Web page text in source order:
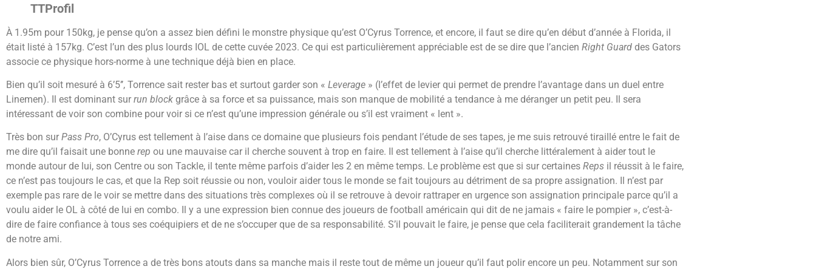
TTProfil
À 1.95m pour 150kg, je pense qu’on a assez bien défini le monstre physique qu’est O’Cyrus Torrence, et encore, il faut se dire qu’en début d’année à Florida, il
était listé à 157kg. C’est l’un des plus lourds IOL de cette cuvée 2023. Ce qui est particulièrement appréciable est de se dire que l’ancien Right Guard des Gators
associe ce physique hors-norme à une technique déjà bien en place.
Bien qu’il soit mesuré à 6’5’’, Torrence sait rester bas et surtout garder son « Leverage » (l’effet de levier qui permet de prendre l’avantage dans un duel entre
Linemen). Il est dominant sur run block grâce à sa force et sa puissance, mais son manque de mobilité a tendance à me déranger un petit peu. Il sera
intéressant de voir son combine pour voir si ce n’est qu’une impression générale ou s’il est vraiment « lent ».
Très bon sur Pass Pro, O’Cyrus est tellement à l’aise dans ce domaine que plusieurs fois pendant l’étude de ses tapes, je me suis retrouvé tiraillé entre le fait de
me dire qu’il faisait une bonne rep ou une mauvaise car il cherche souvent à trop en faire. Il est tellement à l’aise qu’il cherche littéralement à aider tout le
monde autour de lui, son Centre ou son Tackle, il tente même parfois d’aider les 2 en même temps. Le problème est que si sur certaines Reps il réussit à le faire,
ce n’est pas toujours le cas, et que la Rep soit réussie ou non, vouloir aider tous le monde se fait toujours au détriment de sa propre assignation. Il n’est par
exemple pas rare de le voir se mettre dans des situations très complexes où il se retrouve à devoir rattraper en urgence son assignation principale parce qu’il a
voulu aider le OL à côté de lui en combo. Il y a une expression bien connue des joueurs de football américain qui dit de ne jamais « faire le pompier », c’est-à-
dire de faire confiance à tous ses coéquipiers et de ne s’occuper que de sa responsabilité. S’il pouvait le faire, je pense que cela faciliterait grandement la tâche
de notre ami.
Alors bien sûr, O’Cyrus Torrence a de très bons atouts dans sa manche mais il reste tout de même un joueur qu’il faut polir encore un peu. Notamment sur son